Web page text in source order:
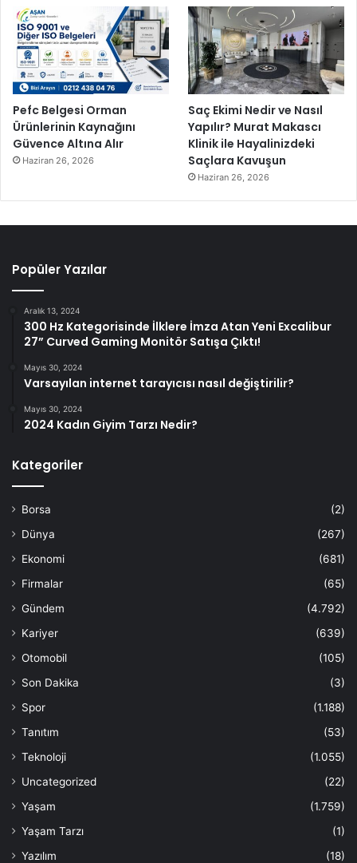
Pefc Belgesi Orman
Ürünlerinin Kaynağını
Güvence Altına Alır
Haziran 26, 2026
Saç Ekimi Nedir ve Nasıl
Yapılır? Murat Makascı
Klinik ile Hayalinizdeki
Saçlara Kavuşun
Haziran 26, 2026
Popüler Yazılar
Aralık 13, 2024
300 Hz Kategorisinde İlklere İmza Atan Yeni Excalibur
27” Curved Gaming Monitör Satışa Çıktı!
Mayıs 30, 2024
Varsayılan internet tarayıcısı nasıl değiştirilir?
Mayıs 30, 2024
2024 Kadın Giyim Tarzı Nedir?
Kategoriler
Borsa
(2)
Dünya
(267)
Ekonomi
(681)
Firmalar
(65)
Gündem
(4.792)
Kariyer
(639)
Otomobil
(105)
Son Dakika
(3)
Spor
(1.188)
Tanıtım
(53)
Teknoloji
(1.055)
Uncategorized
(22)
Yaşam
(1.759)
Yaşam Tarzı
(1)
Yazılım
(18)